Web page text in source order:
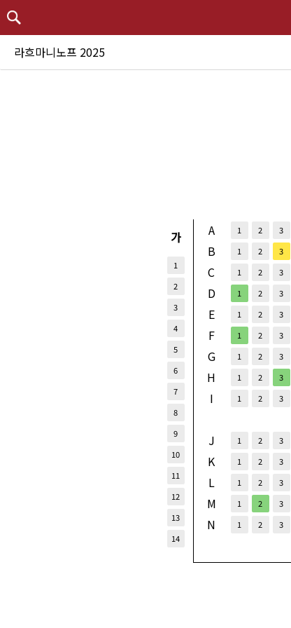
라흐마니노프 2025
가
1
2
3
4
5
6
7
8
9
10
11
12
13
14
A
B
C
D
E
F
G
H
I
J
K
L
M
N
1 2 3
1
2 3
1
2 3
1
2 3
1
2 3
1
2 3
1
2 3
1
2 3
1
2 3
1 2 3
1
2 3
1
2 3
1
2 3
1
2 3